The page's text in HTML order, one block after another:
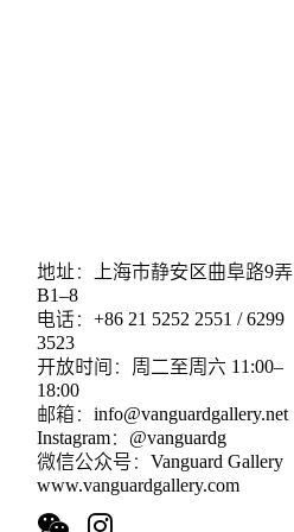
地址：上海市静安区曲阜路9弄
B1–8
电话：+86 21 5252 2551 / 6299
3523
开放时间：周二至周六 11:00–
18:00
邮箱：info@vanguardgallery.net
Instagram：@vanguardg
微信公众号：Vanguard Gallery
www.vanguardgallery.com